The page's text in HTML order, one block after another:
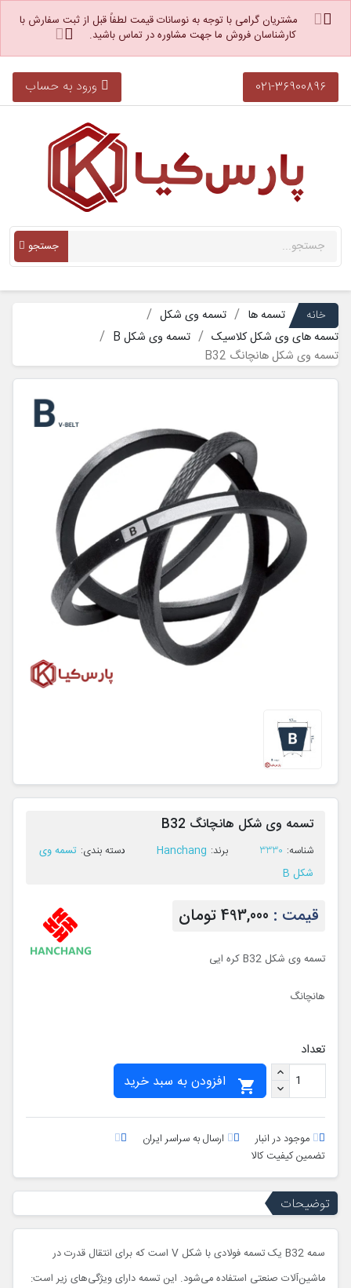
مشتریان گرامی با توجه به نوسانات قیمت لطفاً قبل از ثبت سفارش با
کارشناسان فروش ما جهت مشاوره در تماس باشید.
021-36900896 ورود به حساب
جستجو
خانه تسمه ها
تسمه وی شکل
تسمه های وی شکل کلاسیک
تسمه وی شکل B
تسمه وی شکل هانچانگ B32
تسمه وی شکل هانچانگ B32
ﺷﻨﺎﺳﻪ: 3330 ﺑﺮﻧﺪ: Hanchang ﺩﺳﺘﻪ ﺑﻨﺪی: تسمه وی
شکل B
قیمت : 493,000 تومان
تسمه وی شکل B32 کره ایی
هانچانگ
تعداد

موجود در انبار
ارسال به سراسر ایران
تضمین کیفیت کالا
توضیحات
سمه B32 یک تسمه فولادی با شکل V است که برای انتقال قدرت در
ماشین‌آلات صنعتی استفاده می‌شود. این تسمه دارای ویژگی‌های زیر است: